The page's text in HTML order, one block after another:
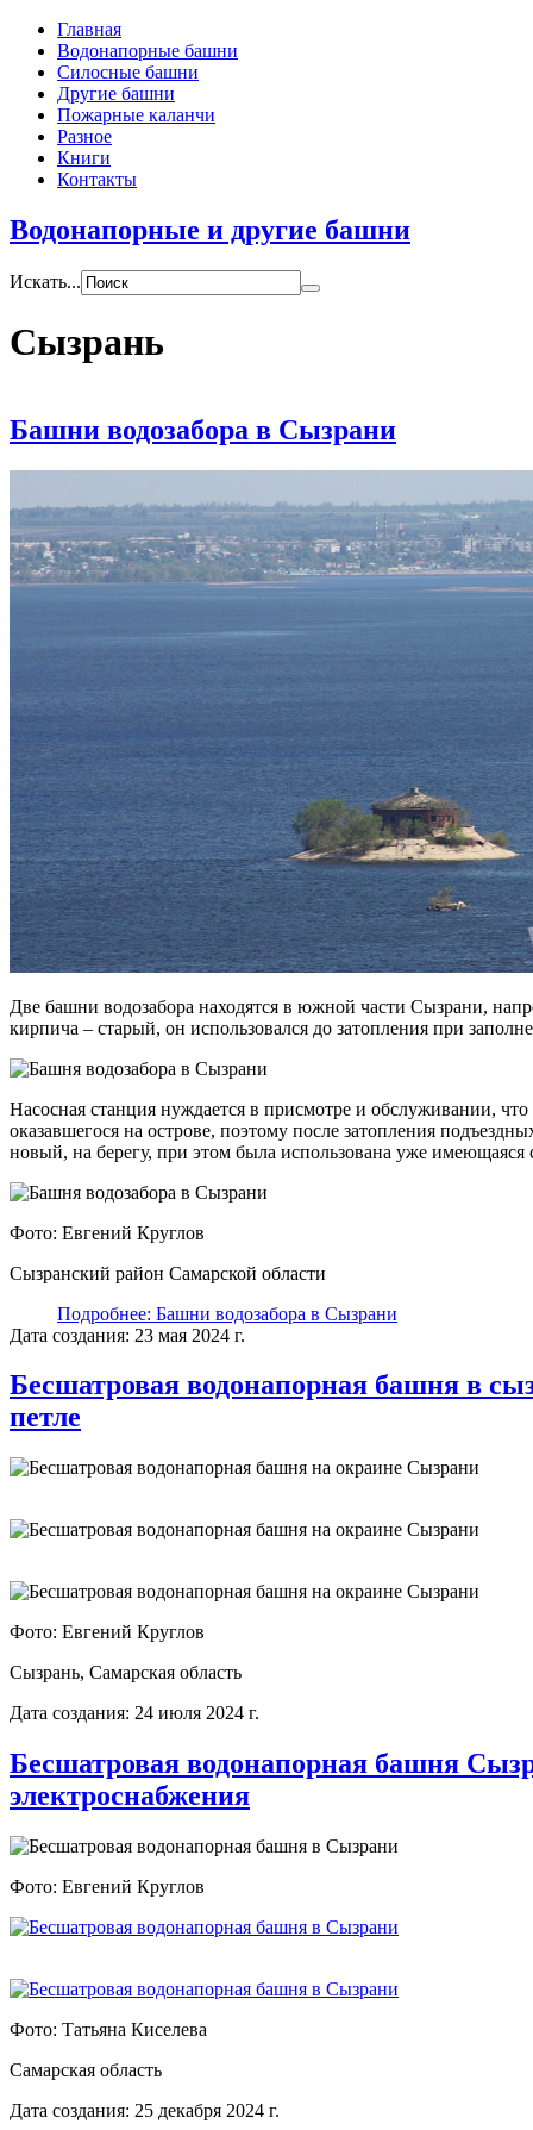
Главная
Водонапорные башни
Силосные башни
Другие башни
Пожарные каланчи
Разное
Книги
Контакты
Водонапорные и другие башни
Искать...
Сызрань
Башни водозабора в Сызрани
Две башни водозабора находятся в южной части Сызрани,
кирпича – старый, он использовался до затопления при
Насосная станция нуждается в присмотре и обслуживании,
оказавшегося на острове, поэтому после затопления
новый, на берегу, при этом была использована уже имеющаяся
Фото: Евгений Круглов
Сызранский район Самарской области
Подробнее: Башни водозабора в Сызрани
Дата создания: 23 мая 2024 г.
Бесшатровая водонапорная башня в
петле
Фото: Евгений Круглов
Сызрань, Самарская область
Дата создания: 24 июля 2024 г.
Бесшатровая водонапорная башня
электроснабжения
Фото: Евгений Круглов
Фото: Татьяна Киселева
Самарская область
Дата создания: 25 декабря 2024 г.